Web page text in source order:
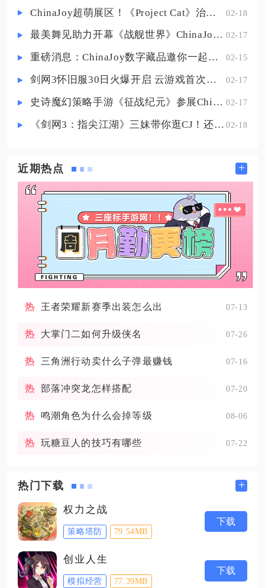
狭长，是少数同时适配纺织生产与
后可同时承接产业布局与景点造景
两类需求，对应典故为王献之桃叶
浅滩
ChinaJoy超萌展区！《Project Cat》治愈猫咪吸引一众铲屎官 02-18
最美舞见助力开幕《战舰世界》ChinaJoy首日精彩碰撞 02-17
重磅消息：ChinaJoy数字藏品邀你一起评选 02-15
剑网3怀旧服30日火爆开启 云游戏首次亮相CJ打造舒适畅玩体验 02-17
史诗魔幻策略手游《征战纪元》参展ChinaJoy，SLG与放置融合玩法来袭 02-17
《剑网3：指尖江湖》三妹带你逛CJ！还有惊喜嘉宾现场约定你！ 02-18
近期热点 +
王者荣耀新赛季出装怎么出 07-13
大掌门二如何升级侠名 07-26
三角洲行动卖什么子弹最赚钱 07-16
部落冲突龙怎样搭配 07-20
鸣潮角色为什么会掉等级 08-06
玩糖豆人的技巧有哪些 07-22
热门下载 +
权力之战
策略塔防 79.54MB
下载
创业人生
模拟经营 77.39MB
下载